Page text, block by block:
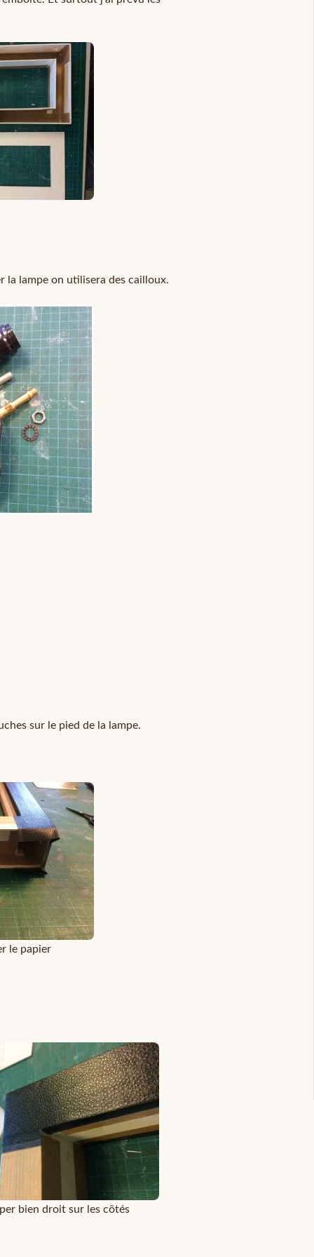
la lampe on utilisera des cailloux.
sur le pied de la lampe.
le papier
bien droit sur les côtés